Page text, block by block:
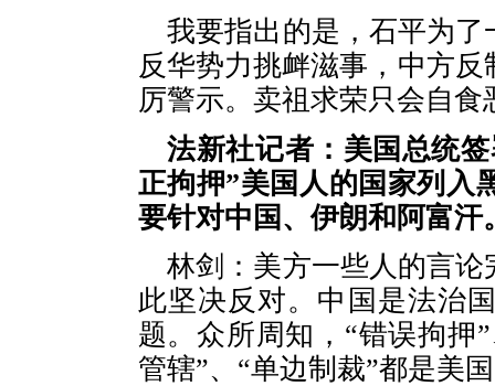
我要指出的是，石平为
反华势力挑衅滋事，中方
厉警示。卖祖求荣只会自食
法新社记者：美国总统
正拘押”美国人的国家列入
要针对中国、伊朗和阿富
林剑：美方一些人的言
此坚决反对。中国是法治
题。众所周知，“错误拘押
管辖”、“单边制裁”都是美